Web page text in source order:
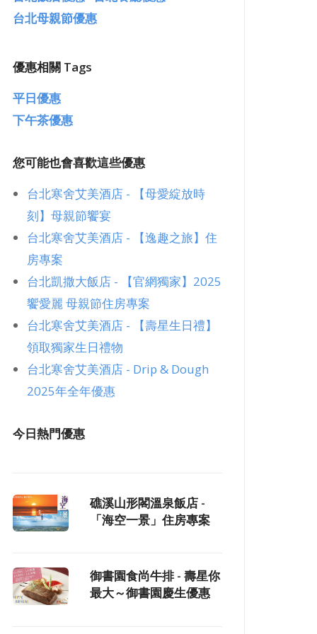
台北母親節優惠
優惠相關 Tags
平日優惠
下午茶優惠
您可能也會喜歡這些優惠
台北寒舍艾美酒店 - 【母愛綻放時
刻】母親節饗宴
台北寒舍艾美酒店 - 【逸趣之旅】住
房專案
台北凱撒大飯店 - 【官網獨家】2025
饗愛麗 母親節住房專案
台北寒舍艾美酒店 - 【壽星生日禮】
領取獨家生日禮物
台北寒舍艾美酒店 - Drip & Dough
2025年全年優惠
今日熱門優惠
礁溪山形閣溫泉飯店 -
「海空一景」住房專案
御書園食尚牛排 - 壽星你
最大～御書園慶生優惠